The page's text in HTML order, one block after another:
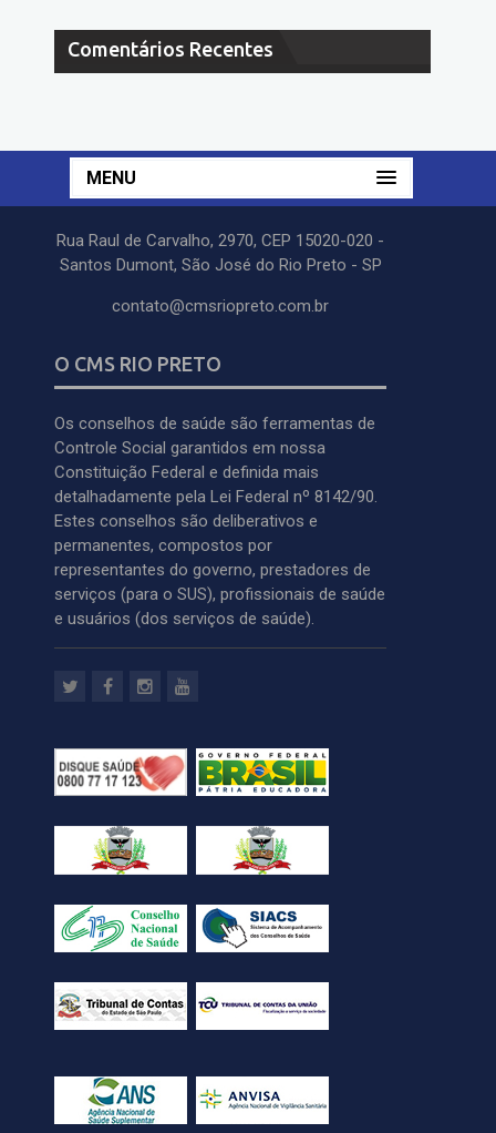
Comentários Recentes
MENU
Rua Raul de Carvalho, 2970, CEP 15020-020 -
Santos Dumont, São José do Rio Preto - SP
contato@cmsriopreto.com.br
O CMS RIO PRETO
Os conselhos de saúde são ferramentas de
Controle Social garantidos em nossa
Constituição Federal e definida mais
detalhadamente pela Lei Federal nº 8142/90.
Estes conselhos são deliberativos e
permanentes, compostos por
representantes do governo, prestadores de
serviços (para o SUS), profissionais de saúde
e usuários (dos serviços de saúde).